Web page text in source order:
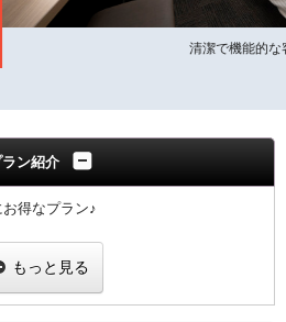
ラン紹介
得なプラン♪
ンです。（2泊以上からご予約可能な
もっと見る